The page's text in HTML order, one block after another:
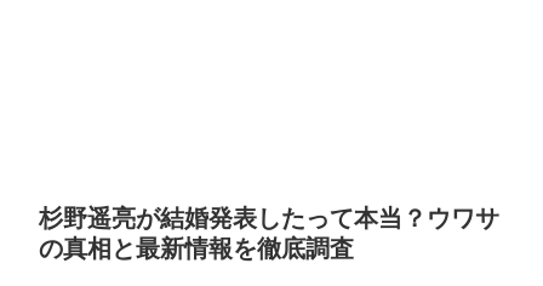
杉野遥亮が結婚発表したって本当？ウワサ
の真相と最新情報を徹底調査